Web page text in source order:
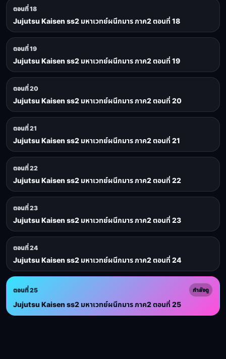
ตอนที่ 18
Jujutsu Kaisen ss2 มหาเวทย์ผนึกมาร ภาค2 ตอนที่ 18
ตอนที่ 19
Jujutsu Kaisen ss2 มหาเวทย์ผนึกมาร ภาค2 ตอนที่ 19
ตอนที่ 20
Jujutsu Kaisen ss2 มหาเวทย์ผนึกมาร ภาค2 ตอนที่ 20
ตอนที่ 21
Jujutsu Kaisen ss2 มหาเวทย์ผนึกมาร ภาค2 ตอนที่ 21
ตอนที่ 22
Jujutsu Kaisen ss2 มหาเวทย์ผนึกมาร ภาค2 ตอนที่ 22
ตอนที่ 23
Jujutsu Kaisen ss2 มหาเวทย์ผนึกมาร ภาค2 ตอนที่ 23
ตอนที่ 24
Jujutsu Kaisen ss2 มหาเวทย์ผนึกมาร ภาค2 ตอนที่ 24
ตอนที่ 25 กำลังดู
Jujutsu Kaisen ss2 มหาเวทย์ผนึกมาร ภาค2 ตอนที่ 25